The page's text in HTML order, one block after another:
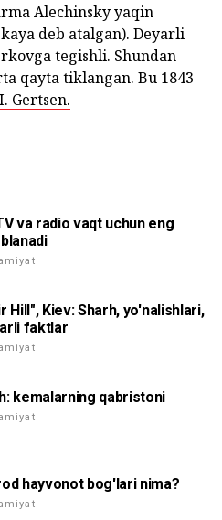
Alechinsky yaqin
deb atalgan). Deyarli
tegishli. Shundan
qayta tiklangan. Bu 1843
Gertsen.
va radio vaqt uchun eng
Hill", Kiev: Sharh, yo'nalishlari,
faktlar
kemalarning qabristoni
hayvonot bog'lari nima?